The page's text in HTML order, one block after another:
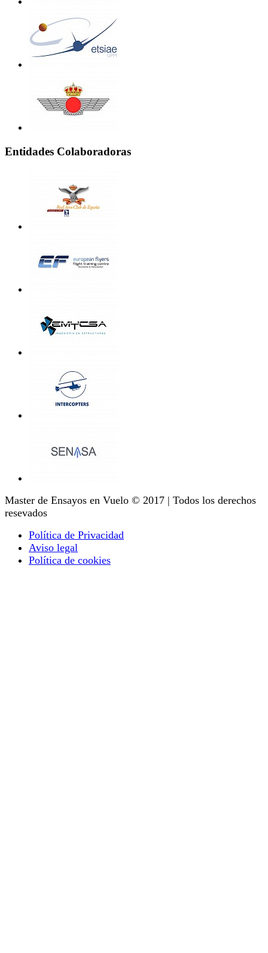
Entidades Colaboradoras
Master de Ensayos en Vuelo © 2017 | Todos los derechos
resevados
Política de Privacidad
Aviso legal
Política de cookies